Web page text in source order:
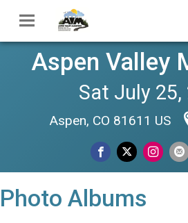
Aspen Valley
Sat July 25,
Aspen, CO 81611 US
Photo Albums